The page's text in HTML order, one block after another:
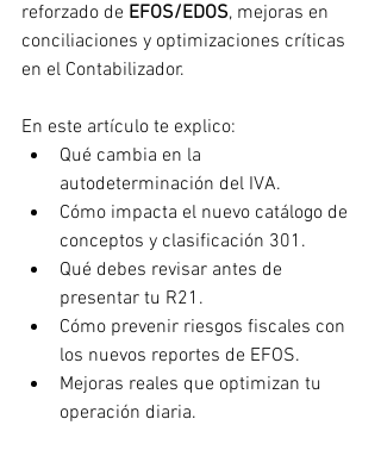
reforzado de EFOS/EDOS, mejoras en
conciliaciones y optimizaciones críticas
en el Contabilizador.
En este artículo te explico:
Qué cambia en la
autodeterminación del IVA.
Cómo impacta el nuevo catálogo de
conceptos y clasificación 301.
Qué debes revisar antes de
presentar tu R21.
Cómo prevenir riesgos fiscales con
los nuevos reportes de EFOS.
Mejoras reales que optimizan tu
operación diaria.